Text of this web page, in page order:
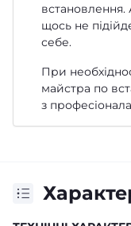
встановлення.
щось не
себе.
При
майстра по
з